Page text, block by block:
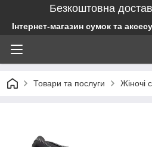
Безкоштовна
Інтернет-магазин сумок та
Товари та послуги Жіночі